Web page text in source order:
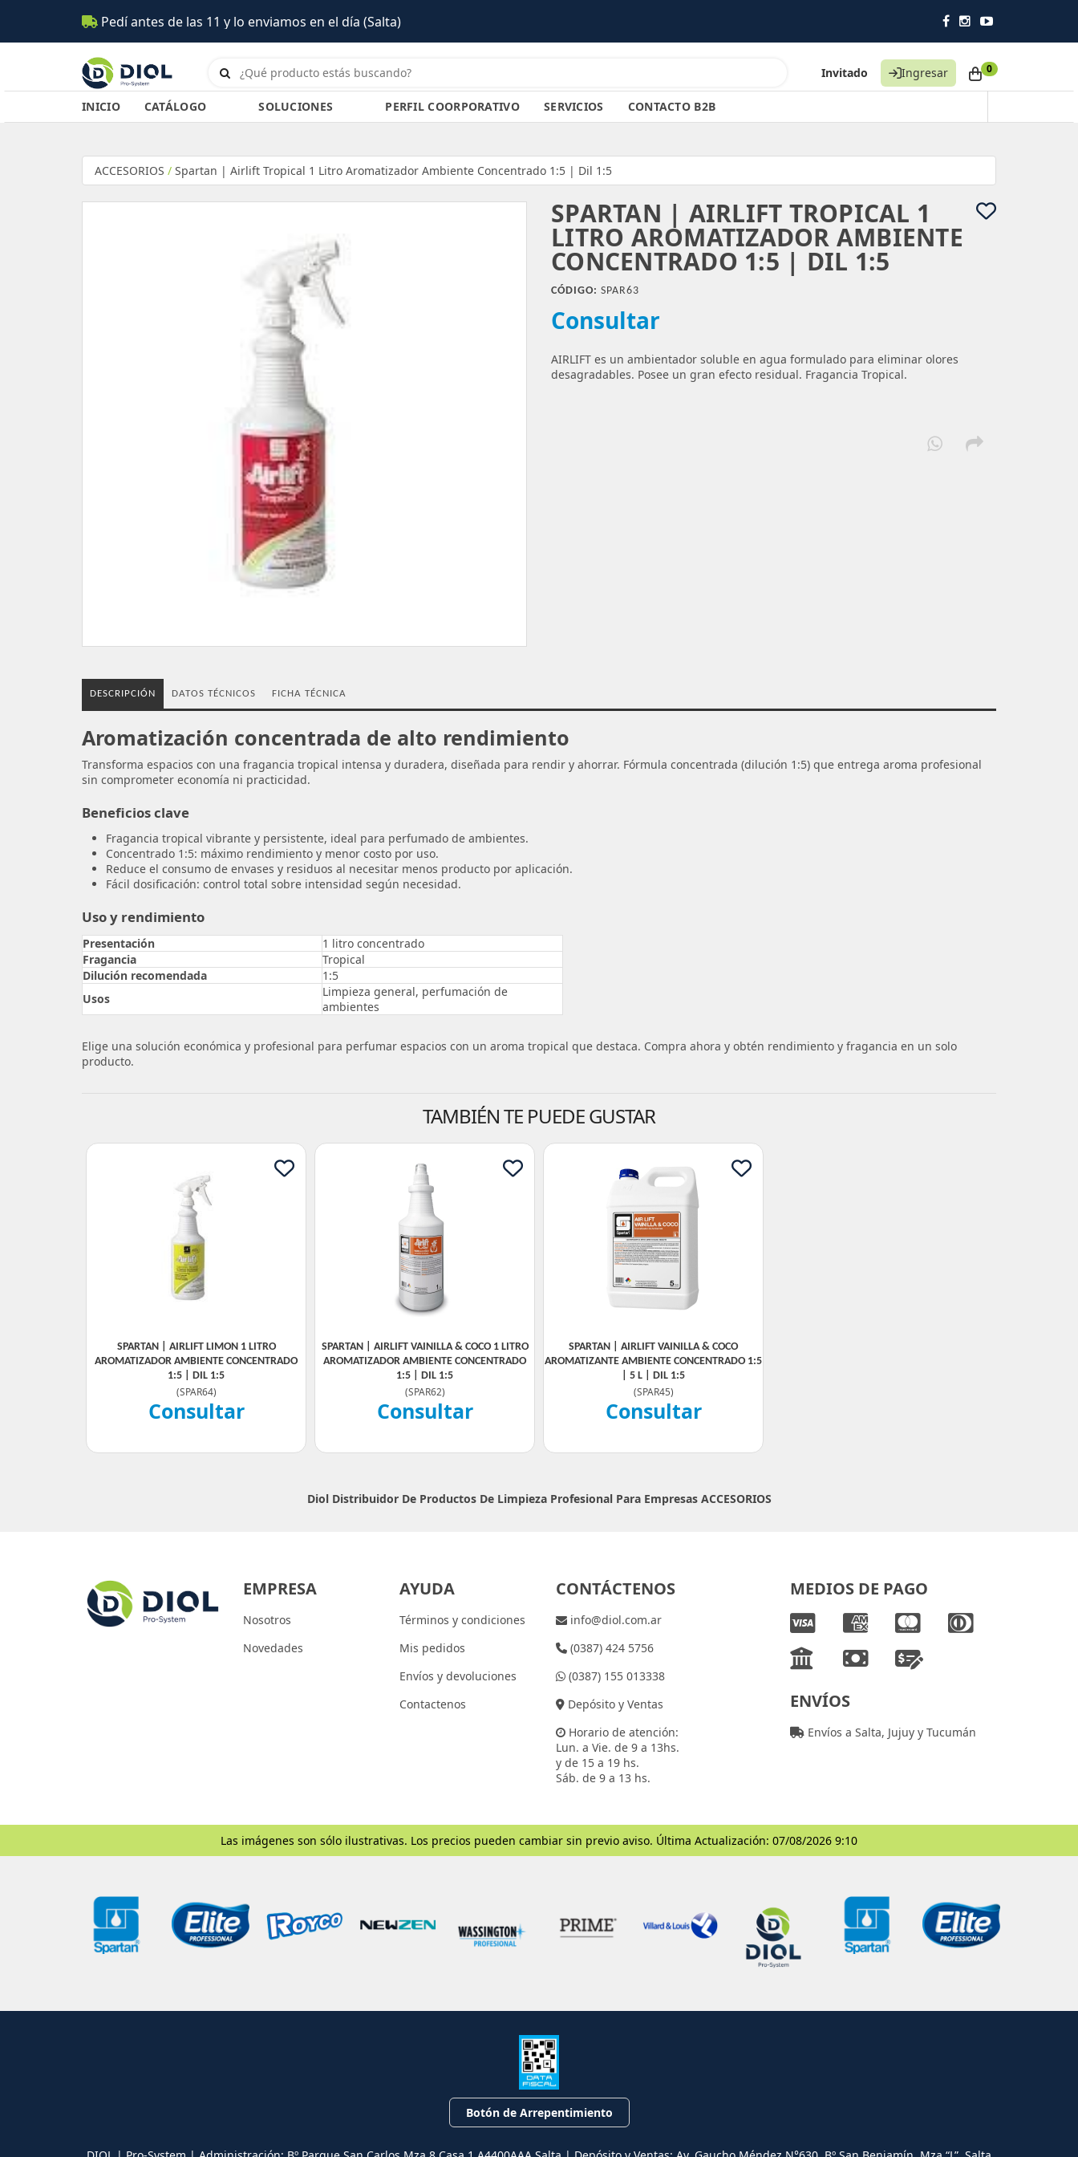
antes de las 11 y lo enviamos en el día (Salta)
Invitado Ingresar 0
INICIO CATÁLOGO SOLUCIONES PERFIL COORPORATIVO SERVICIOS CONTACTO B2B
ACCESORIOS / Spartan | Airlift Tropical 1 Litro Aromatizador Ambiente Concentrado 1:5 | Dil 1:5
SPARTAN | AIRLIFT TROPICAL 1
LITRO AROMATIZADOR AMBIENTE
CONCENTRADO 1:5 | DIL 1:5
CÓDIGO: SPAR63
Consultar
AIRLIFT es un ambientador soluble en agua formulado para eliminar olores
desagradables. Posee un gran efecto residual. Fragancia Tropical.
DESCRIPCIÓN DATOS TÉCNICOS FICHA TÉCNICA
Aromatización concentrada de alto rendimiento
Transforma espacios con una fragancia tropical intensa y duradera, diseñada para rendir y ahorrar. Fórmula concentrada (dilución 1:5) que entrega aroma profesional
sin comprometer economía ni practicidad.
Beneficios clave
Fragancia tropical vibrante y persistente, ideal para perfumado de ambientes.
Concentrado 1:5: máximo rendimiento y menor costo por uso.
Reduce el consumo de envases y residuos al necesitar menos producto por aplicación.
Fácil dosificación: control total sobre intensidad según necesidad.
Uso y rendimiento
Presentación
1 litro concentrado
Fragancia
Tropical
Dilución recomendada
1:5
Usos
Limpieza general, perfumación de
ambientes
Elige una solución económica y profesional para perfumar espacios con un aroma tropical que destaca. Compra ahora y obtén rendimiento y fragancia en un solo
producto.
TAMBIÉN TE PUEDE GUSTAR
SPARTAN | AIRLIFT LIMON 1 LITRO
AROMATIZADOR AMBIENTE CONCENTRADO
1:5 | DIL 1:5
(SPAR64)
Consultar
SPARTAN | AIRLIFT VAINILLA & COCO 1 LITRO
AROMATIZADOR AMBIENTE CONCENTRADO
1:5 | DIL 1:5
(SPAR62)
Consultar
SPARTAN | AIRLIFT VAINILLA & COCO
AROMATIZANTE AMBIENTE CONCENTRADO 1:5
| 5 L | DIL 1:5
(SPAR45)
Consultar
Diol Distribuidor De Productos De Limpieza Profesional Para Empresas ACCESORIOS
EMPRESA
Nosotros
Novedades
AYUDA
Términos y condiciones
Mis pedidos
Envíos y devoluciones
Contactenos
CONTÁCTENOS
info@diol.com.ar
(0387) 424 5756
(0387) 155 013338
Depósito y Ventas
Horario de atención:
Lun. a Vie. de 9 a 13hs.
y de 15 a 19 hs.
Sáb. de 9 a 13 hs.
MEDIOS DE PAGO
ENVÍOS
Envíos a Salta, Jujuy y Tucumán
Las imágenes son sólo ilustrativas. Los precios pueden cambiar sin previo aviso. Última Actualización: 07/08/2026 9:10
Botón de Arrepentimiento